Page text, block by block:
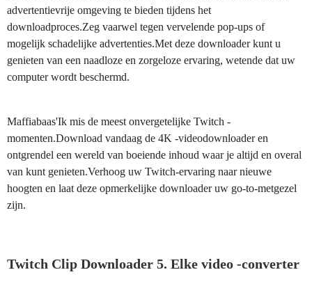
advertentievrije omgeving te bieden tijdens het
downloadproces.Zeg vaarwel tegen vervelende pop-ups of
mogelijk schadelijke advertenties.Met deze downloader kunt u
genieten van een naadloze en zorgeloze ervaring, wetende dat uw
computer wordt beschermd.
Maffiabaas'Ik mis de meest onvergetelijke Twitch -
momenten.Download vandaag de 4K -videodownloader en
ontgrendel een wereld van boeiende inhoud waar je altijd en overal
van kunt genieten.Verhoog uw Twitch-ervaring naar nieuwe
hoogten en laat deze opmerkelijke downloader uw go-to-metgezel
zijn.
Twitch Clip Downloader 5. Elke video -converter